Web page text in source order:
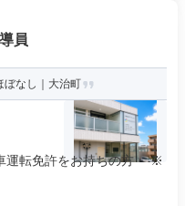
員
ぼなし｜大治町
運転免許をお持ちの方 ※